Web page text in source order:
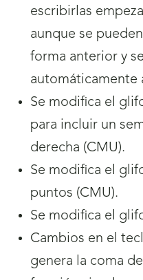
escribirlas
aunque se
forma anterior y
automáticamente
Se modifica el
para incluir un
derecha (CMU).
Se modifica el
puntos (CMU).
Se modifica el
Cambios en el
genera la coma